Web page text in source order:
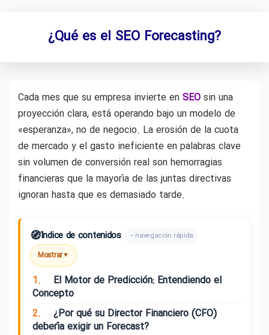
¿Qué es el SEO Forecasting?
Cada mes que su empresa invierte en SEO sin una
proyección clara, está operando bajo un modelo de
«esperanza», no de negocio. La erosión de la cuota
de mercado y el gasto ineficiente en palabras clave
sin volumen de conversión real son hemorragias
financieras que la mayoría de las juntas directivas
ignoran hasta que es demasiado tarde.
🧭Índice de contenidos – navegación rápida
Mostrar▼
1.
El Motor de Predicción: Entendiendo el
Concepto
2.
¿Por qué su Director Financiero (CFO)
debería exigir un Forecast?